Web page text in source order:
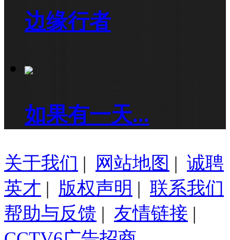
边缘行者
如果有一天...
关于我们 | 网站地图 | 诚聘
英才 | 版权声明 | 联系我们
帮助与反馈 | 友情链接 |